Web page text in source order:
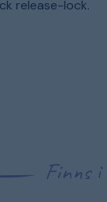
release-lock.
Finns